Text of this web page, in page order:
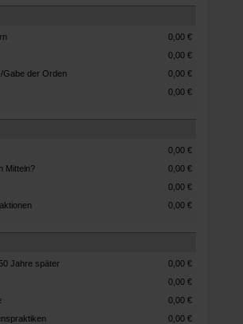
0,00€
0,00€
Gabe der Orden 0,00€
0,00€
0,00€
Mitteln? 0,00€
0,00€
0,00€
Jahre später 0,00€
0,00€
0,00€
0,00€